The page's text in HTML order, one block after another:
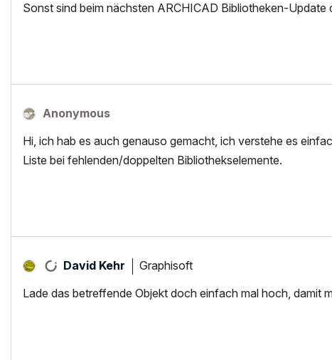
Sonst sind beim nächsten ARCHICAD Bibliotheken-Update
Anonymous
Hi, ich hab es auch genauso gemacht, ich verstehe es
Liste bei fehlenden/doppelten Bibliothekselemente.
David Kehr Graphisoft
Lade das betreffende Objekt doch einfach mal hoch, damit